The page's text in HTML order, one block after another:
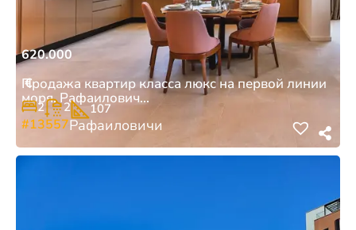
620.000
€
Продажа квартир класса люкс на первой линии
моря, Рафаилович...
2 2 107
#13557Рафаиловичи